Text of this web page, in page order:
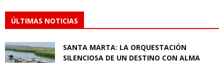
ÚLTIMAS NOTICIAS
SANTA MARTA: LA ORQUESTACIÓN
SILENCIOSA DE UN DESTINO CON ALMA